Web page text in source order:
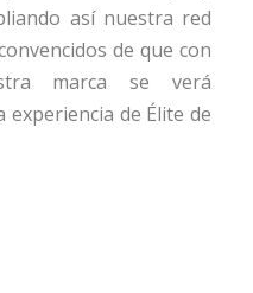
así nuestra red
de que con
marca se verá
de Élite de